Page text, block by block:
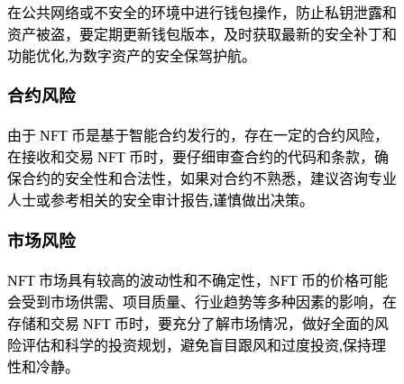
在公共网络或不安全的环境中进行钱包操作，防止私钥泄露和
资产被盗，要定期更新钱包版本，及时获取最新的安全补丁和
功能优化,为数字资产的安全保驾护航。
合约风险
由于 NFT 币是基于智能合约发行的，存在一定的合约风险，
在接收和交易 NFT 币时，要仔细审查合约的代码和条款，确
保合约的安全性和合法性，如果对合约不熟悉，建议咨询专业
人士或参考相关的安全审计报告,谨慎做出决策。
市场风险
NFT 市场具有较高的波动性和不确定性，NFT 币的价格可能
会受到市场供需、项目质量、行业趋势等多种因素的影响，在
存储和交易 NFT 币时，要充分了解市场情况，做好全面的风
险评估和科学的投资规划，避免盲目跟风和过度投资,保持理
性和冷静。